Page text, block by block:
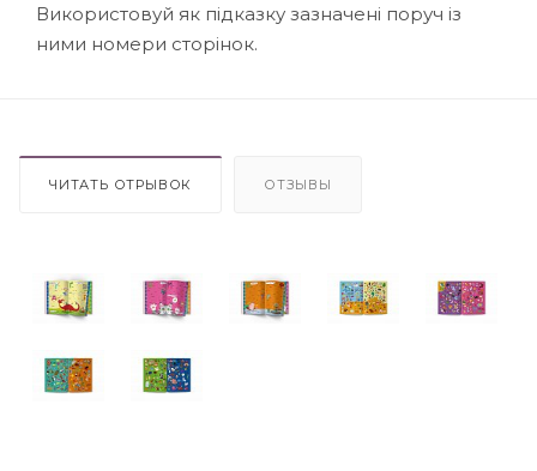
Використовуй як підказку зазначені поруч із
ними номери сторінок.
ЧИТАТЬ ОТРЫВОК ОТЗЫВЫ